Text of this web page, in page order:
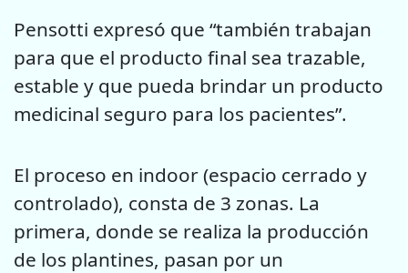
Pensotti expresó que “también trabajan
para que el producto final sea trazable,
estable y que pueda brindar un producto
medicinal seguro para los pacientes”.
El proceso en indoor (espacio cerrado y
controlado), consta de 3 zonas. La
primera, donde se realiza la producción
de los plantines, pasan por un